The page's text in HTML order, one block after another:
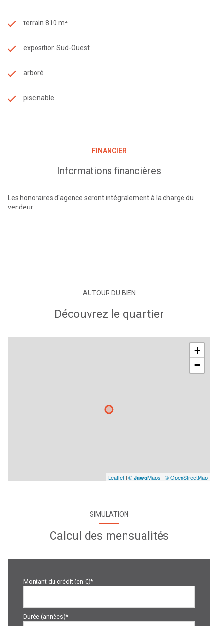
terrain 810 m²
exposition Sud-Ouest
arboré
piscinable
FINANCIER
Informations financières
Les honoraires d'agence seront intégralement à la charge du
vendeur
AUTOUR DU BIEN
Découvrez le quartier
+
−
Leaflet | © JawgMaps | © OpenStreetMap
SIMULATION
Calcul des mensualités
Montant du crédit (en €)*
Durée (années)*